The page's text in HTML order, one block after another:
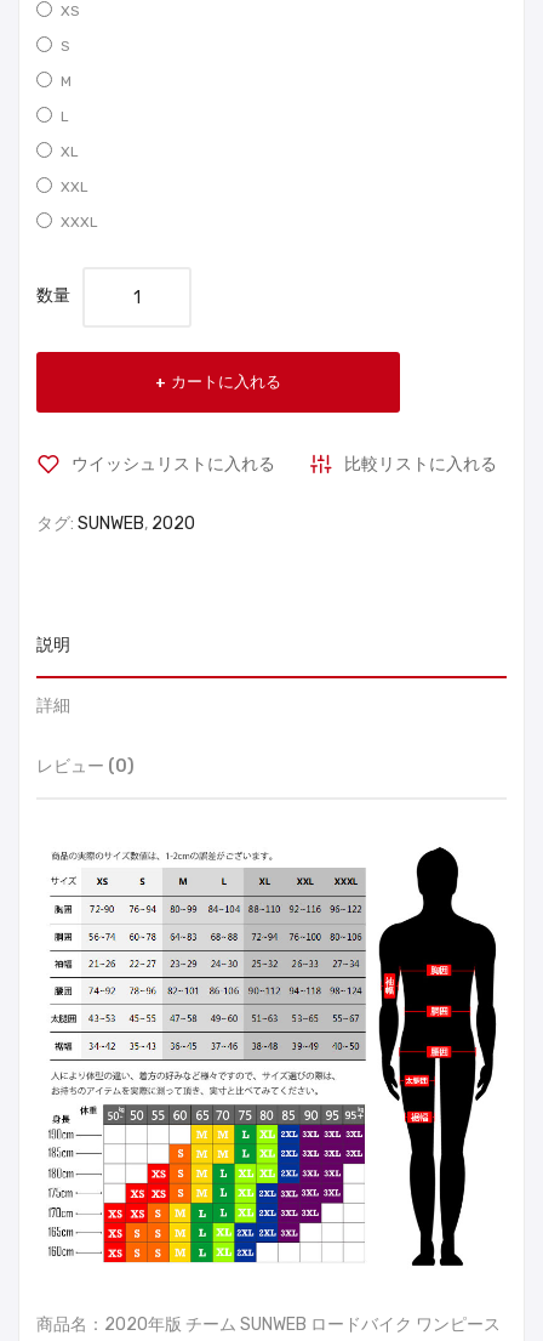
XS
S
M
L
XL
XXL
XXXL
数量
カートに入れる
ウイッシュリストに入れる 比較リストに入れる
タグ: SUNWEB, 2020
説明
詳細
レビュー (0)
商品名：2020年版 チーム SUNWEB ロードバイク ワンピース